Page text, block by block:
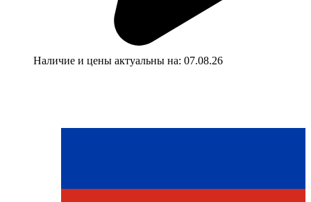
Наличие и цены актуальны на: 07.08.26